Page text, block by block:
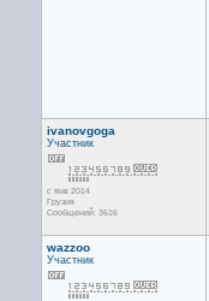
ivanovgoga
Участник
с янв 2014
Грузия
Сообщений: 3616
wazzoo
Участник